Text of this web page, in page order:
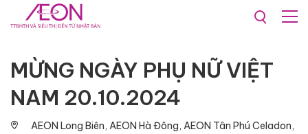
Khuyến mãi & Sự kiện
MỪNG NGÀY PHỤ NỮ VIỆT
NAM 20.10.2024
AEON Long Biên, AEON Hà Đông, AEON Tân Phú Celadon,